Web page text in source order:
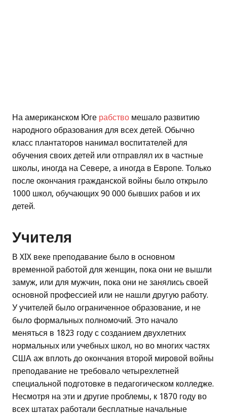
На американском Юге рабство мешало развитию
народного образования для всех детей. Обычно
класс плантаторов нанимал воспитателей для
обучения своих детей или отправлял их в частные
школы, иногда на Севере, а иногда в Европе. Только
после окончания гражданской войны было открыло
1000 школ, обучающих 90 000 бывших рабов и их
детей.
Учителя
В XIX веке преподавание было в основном
временной работой для женщин, пока они не вышли
замуж, или для мужчин, пока они не занялись своей
основной профессией или не нашли другую работу.
У учителей было ограниченное образование, и не
было формальных полномочий. Это начало
меняться в 1823 году с созданием двухлетних
нормальных или учебных школ, но во многих частях
США аж вплоть до окончания второй мировой войны
преподавание не требовало четырехлетней
специальной подготовке в педагогическом колледже.
Несмотря на эти и другие проблемы, к 1870 году во
всех штатах работали бесплатные начальные